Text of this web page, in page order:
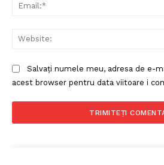
Salvați numele meu, adresa de e-
acest browser pentru data viitoare i